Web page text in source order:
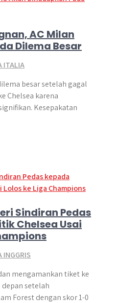
AC Milan
Dilema Besar
ITALIA
besar setelah gagal
Chelsea karena
Kesepakatan
Sindiran Pedas
Chelsea Usai
INGGRIS
mengamankan tiket ke
setelah
Forest dengan skor 1-0